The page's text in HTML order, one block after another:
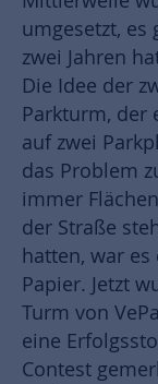
umgesetzt, es
zwei Jahren
Die Idee der
Parkturm, der
auf zwei
das Problem
immer
der Straße
hatten, war
Papier. Jetzt
Turm von
eine
Contest